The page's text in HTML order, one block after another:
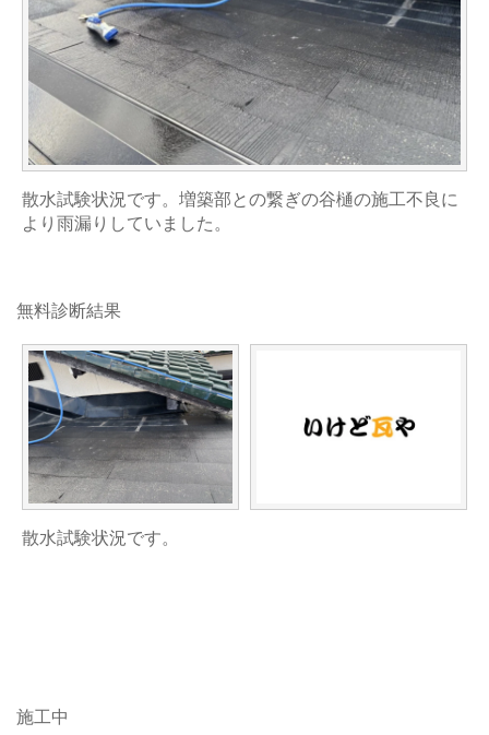
散水試験状況です。増築部との繋ぎの谷樋の施工不良に
より雨漏りしていました。
無料診断結果
散水試験状況です。
施工中